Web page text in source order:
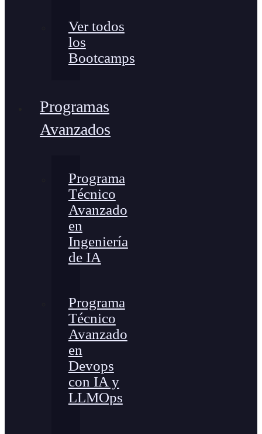
Ver todos
los
Bootcamps
Programas
Avanzados
Programa
Técnico
Avanzado
en
Ingeniería
de IA
Programa
Técnico
Avanzado
en
Devops
con IA y
LLMOps